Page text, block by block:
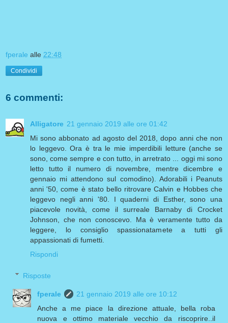
fperale alle 22:48
Condividi
6 commenti:
Alligatore 21 gennaio 2019 alle ore 01:42
Mi sono abbonato ad agosto del 2018, dopo anni che non
lo leggevo. Ora è tra le mie imperdibili letture (anche se
sono, come sempre e con tutto, in arretrato ... oggi mi sono
letto tutto il numero di novembre, mentre dicembre e
gennaio mi attendono sul comodino). Adorabili i Peanuts
anni '50, come è stato bello ritrovare Calvin e Hobbes che
leggevo negli anni '80. I quaderni di Esther, sono una
piacevole novità, come il surreale Barnaby di Crocket
Johnson, che non conoscevo. Ma è veramente tutto da
leggere, lo consiglio spassionatamete a tutti gli
appassionati di fumetti.
Rispondi
Risposte
fperale
21 gennaio 2019 alle ore 10:12
Anche a me piace la direzione attuale, bella roba
nuova e ottimo materiale vecchio da riscoprire..il